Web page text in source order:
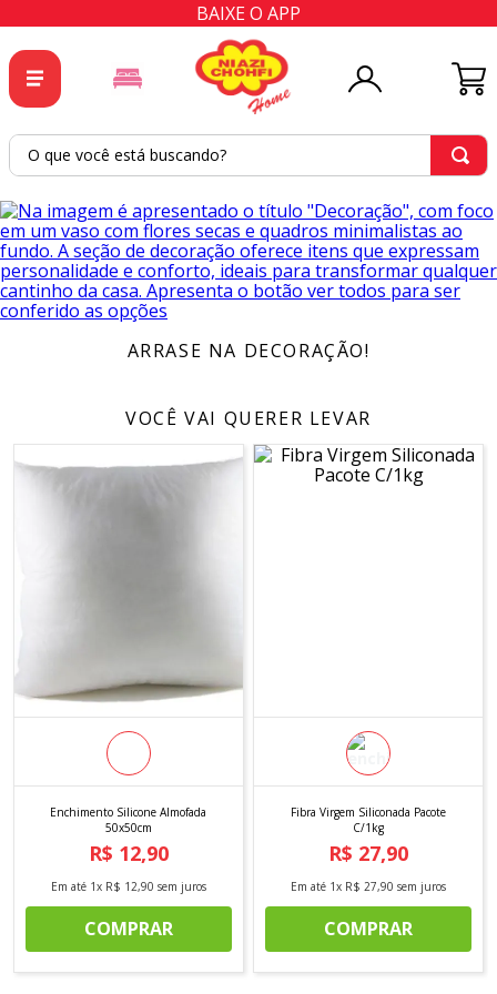
BAIXE O APP
O que você está buscando?
ARRASE NA DECORAÇÃO!
VOCÊ VAI QUERER LEVAR
Enchimento Silicone Almofada
50x50cm
R$ 12,90
Em até 1x R$ 12,90 sem juros
COMPRAR
Fibra Virgem Siliconada Pacote
C/1kg
R$ 27,90
Em até 1x R$ 27,90 sem juros
COMPRAR